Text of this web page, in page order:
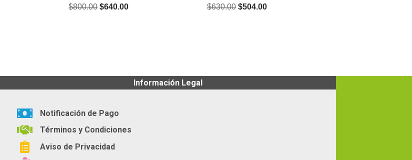
$800.00 $640.00 $630.00 $504.00
Información Legal
Notificación de Pago
Términos y Condiciones
Aviso de Privacidad